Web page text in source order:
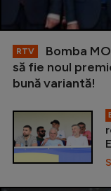
RTV
Bomba
să fie noul
bună variantă!